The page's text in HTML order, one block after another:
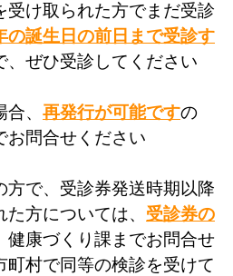
け取られた方でまだ受診
の誕生日の前日まで受診す
、ぜひ受診してください
、 再発行が可能ですの
お問合せください
で、受診券発送時期以降
方については、 受診券の
健康づくり課までお問合せ
町村で同等の検診を受けて